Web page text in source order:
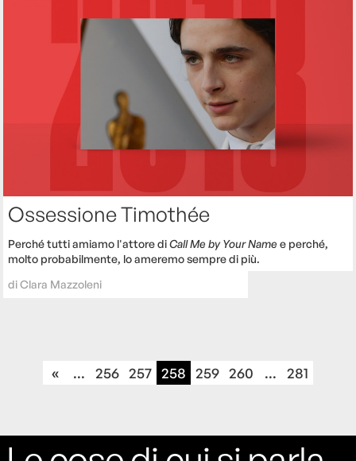
Ossessione Timothée
Perché tutti amiamo l'attore diCall Me by Your Name e perché,
molto probabilmente, lo ameremo sempre di più.
diClara Mazzoleni
« ... 256 257 258 259 260 ... 281